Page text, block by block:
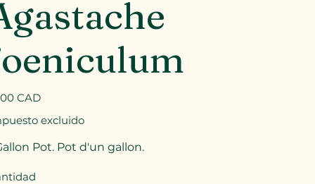
CAD
excluido
Pot. Pot d'un gallon.